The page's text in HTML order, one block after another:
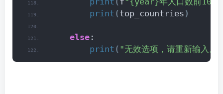
print (top_countries )
else :
print ( "无效选项，请重新输入。"